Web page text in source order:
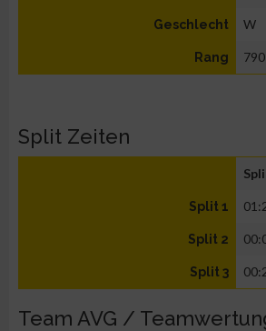
Geschlecht W
Rang 790
Split Zeiten
Split 1
Split 2
Split 3
Team AVG /